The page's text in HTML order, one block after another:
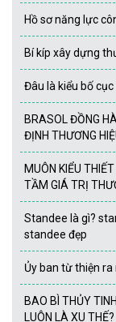
Hồ sơ năng lực
Bí kíp xây dựng
Đâu là kiểu bố
BRASOL ĐỒNG
ĐỊNH THƯƠNG
MUÔN KIỂU
TẦM GIÁ TRỊ
Standee là gì?
standee đẹp
Ủy ban từ thiện
BAO BÌ THỦY
LUÔN LÀ XU THẾ?